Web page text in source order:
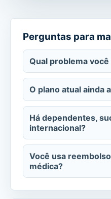
Perguntas para
Qual problema
O plano atual ainda
Há dependentes,
internacional?
Você usa
médica?